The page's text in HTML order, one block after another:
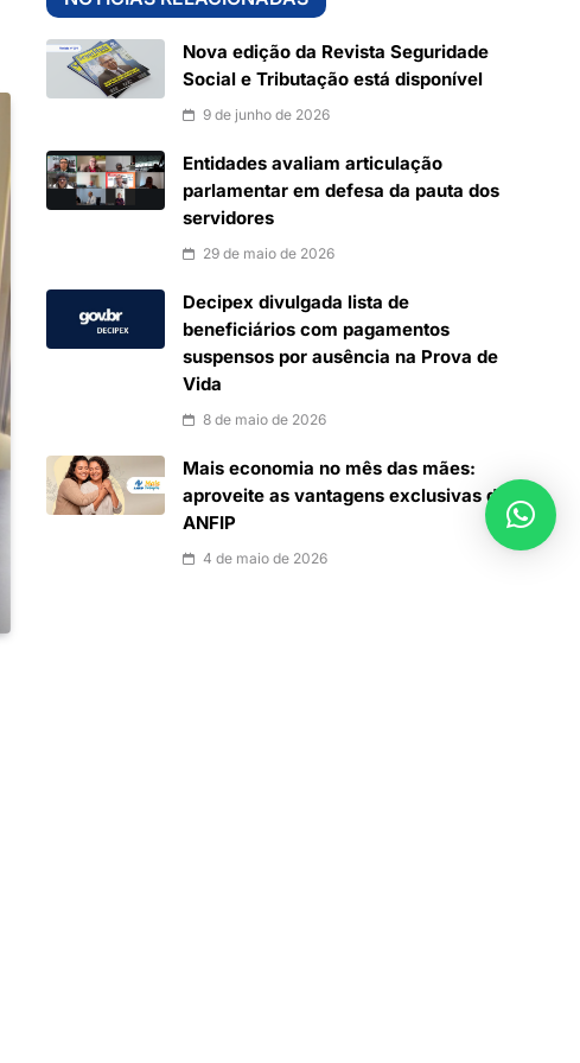
Nova edição da Revista Seguridade
Social e Tributação está disponível
9 de junho de 2026
Entidades avaliam articulação
parlamentar em defesa da pauta dos
servidores
29 de maio de 2026
Decipex divulgada lista de
beneficiários com pagamentos
suspensos por ausência na Prova de
Vida
8 de maio de 2026
Mais economia no mês das mães:
aproveite as vantagens exclusivas da
ANFIP
4 de maio de 2026